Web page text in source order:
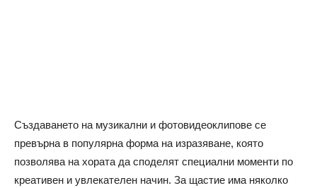
Създаването на музикални и фотовидеоклипове се
превърна в популярна форма на изразяване, която
позволява на хората да споделят специални моменти по
креативен и увлекателен начин. За щастие има няколко